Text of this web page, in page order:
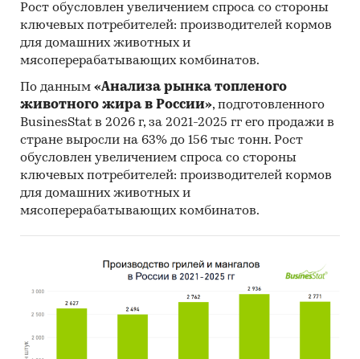
Рост обусловлен увеличением спроса со стороны
ключевых потребителей: производителей кормов
для домашних животных и
мясоперерабатывающих комбинатов.
По данным «Анализа рынка топленого
животного жира в России», подготовленного
BusinesStat в 2026 г, за 2021-2025 гг его продажи в
стране выросли на 63% до 156 тыс тонн. Рост
обусловлен увеличением спроса со стороны
ключевых потребителей: производителей кормов
для домашних животных и
мясоперерабатывающих комбинатов.